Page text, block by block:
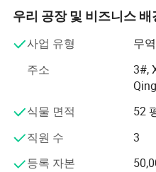
함한 광범위한 처리 서비스
우리 팀은 수십 년의 경험을
어 성장의 핵심을 형성합니
칠레에서 원료 유입이 안정
품질과 지속 가능성이 우리
격한 품질 관리 조치가 적용
및 글로벌 표준에 대한 당사
우리 공장 및 비즈니스 배
사업 유형
무
주소
3#,
식물 면적
52
직원 수
3
등록 자본